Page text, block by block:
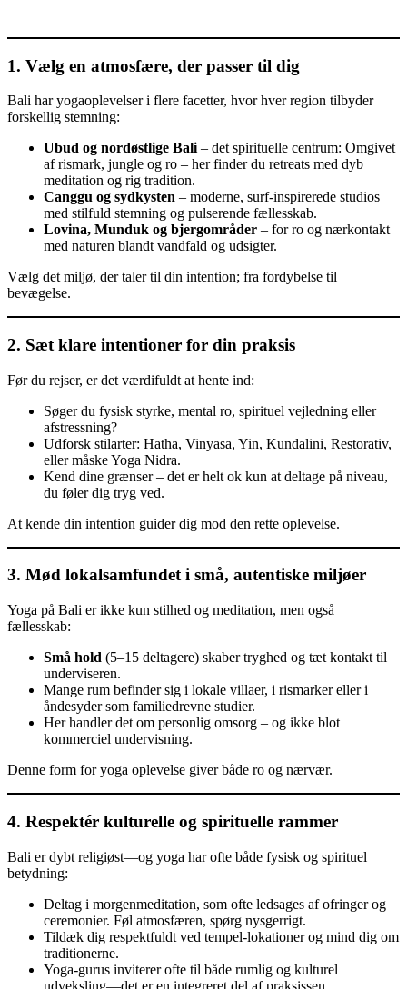
1. Vælg en atmosfære, der passer til dig
Bali har yogaoplevelser i flere facetter, hvor hver region tilbyder
forskellig stemning:
Ubud og nordøstlige Bali – det spirituelle centrum: Omgivet
af rismark, jungle og ro – her finder du retreats med dyb
meditation og rig tradition.
Canggu og sydkysten – moderne, surf-inspirerede studios
med stilfuld stemning og pulserende fællesskab.
Lovina, Munduk og bjergområder – for ro og nærkontakt
med naturen blandt vandfald og udsigter.
Vælg det miljø, der taler til din intention; fra fordybelse til
bevægelse.
2. Sæt klare intentioner for din praksis
Før du rejser, er det værdifuldt at hente ind:
Søger du fysisk styrke, mental ro, spirituel vejledning eller
afstressning?
Udforsk stilarter: Hatha, Vinyasa, Yin, Kundalini, Restorativ,
eller måske Yoga Nidra.
Kend dine grænser – det er helt ok kun at deltage på niveau,
du føler dig tryg ved.
At kende din intention guider dig mod den rette oplevelse.
3. Mød lokalsamfundet i små, autentiske miljøer
Yoga på Bali er ikke kun stilhed og meditation, men også
fællesskab:
Små hold (5–15 deltagere) skaber tryghed og tæt kontakt til
underviseren.
Mange rum befinder sig i lokale villaer, i rismarker eller i
åndesyder som familiedrevne studier.
Her handler det om personlig omsorg – og ikke blot
kommerciel undervisning.
Denne form for yoga oplevelse giver både ro og nærvær.
4. Respektér kulturelle og spirituelle rammer
Bali er dybt religiøst—og yoga har ofte både fysisk og spirituel
betydning:
Deltag i morgenmeditation, som ofte ledsages af ofringer og
ceremonier. Føl atmosfæren, spørg nysgerrigt.
Tildæk dig respektfuldt ved tempel-lokationer og mind dig om
traditionerne.
Yoga-gurus inviterer ofte til både rumlig og kulturel
udveksling—det er en integreret del af praksissen.